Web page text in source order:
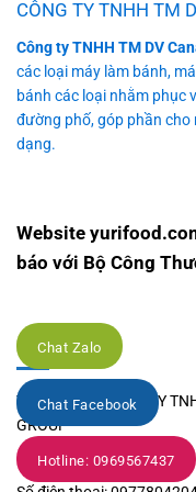
Chat Zalo
Chat Facebook
Hotline: 0969567437
CÔNG TY TNHH TM
Công ty TNHH TM DV
các loại máy làm bánh,
bánh các loại nhằm phục
đường phố, góp phần
dạng.
Website
báo với Bộ Công
Liên hệ
Tên Công ty: CÔNG TY
GROUP
Mã số doanh nghiệp: